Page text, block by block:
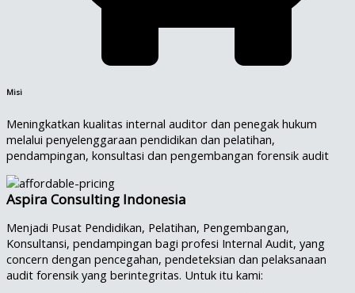
Misi
Meningkatkan kualitas internal auditor dan penegak hukum
melalui penyelenggaraan pendidikan dan pelatihan,
pendampingan, konsultasi dan pengembangan forensik audit
Aspira Consulting Indonesia
Menjadi Pusat Pendidikan, Pelatihan, Pengembangan,
Konsultansi, pendampingan bagi profesi Internal Audit, yang
concern dengan pencegahan, pendeteksian dan pelaksanaan
audit forensik yang berintegritas. Untuk itu kami: